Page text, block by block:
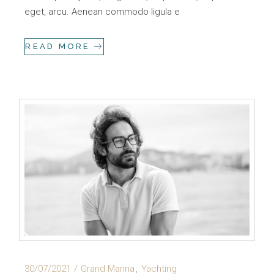
eget, arcu. Aenean commodo ligula e
READ MORE
30/07/2021 Grand Marina Yachting